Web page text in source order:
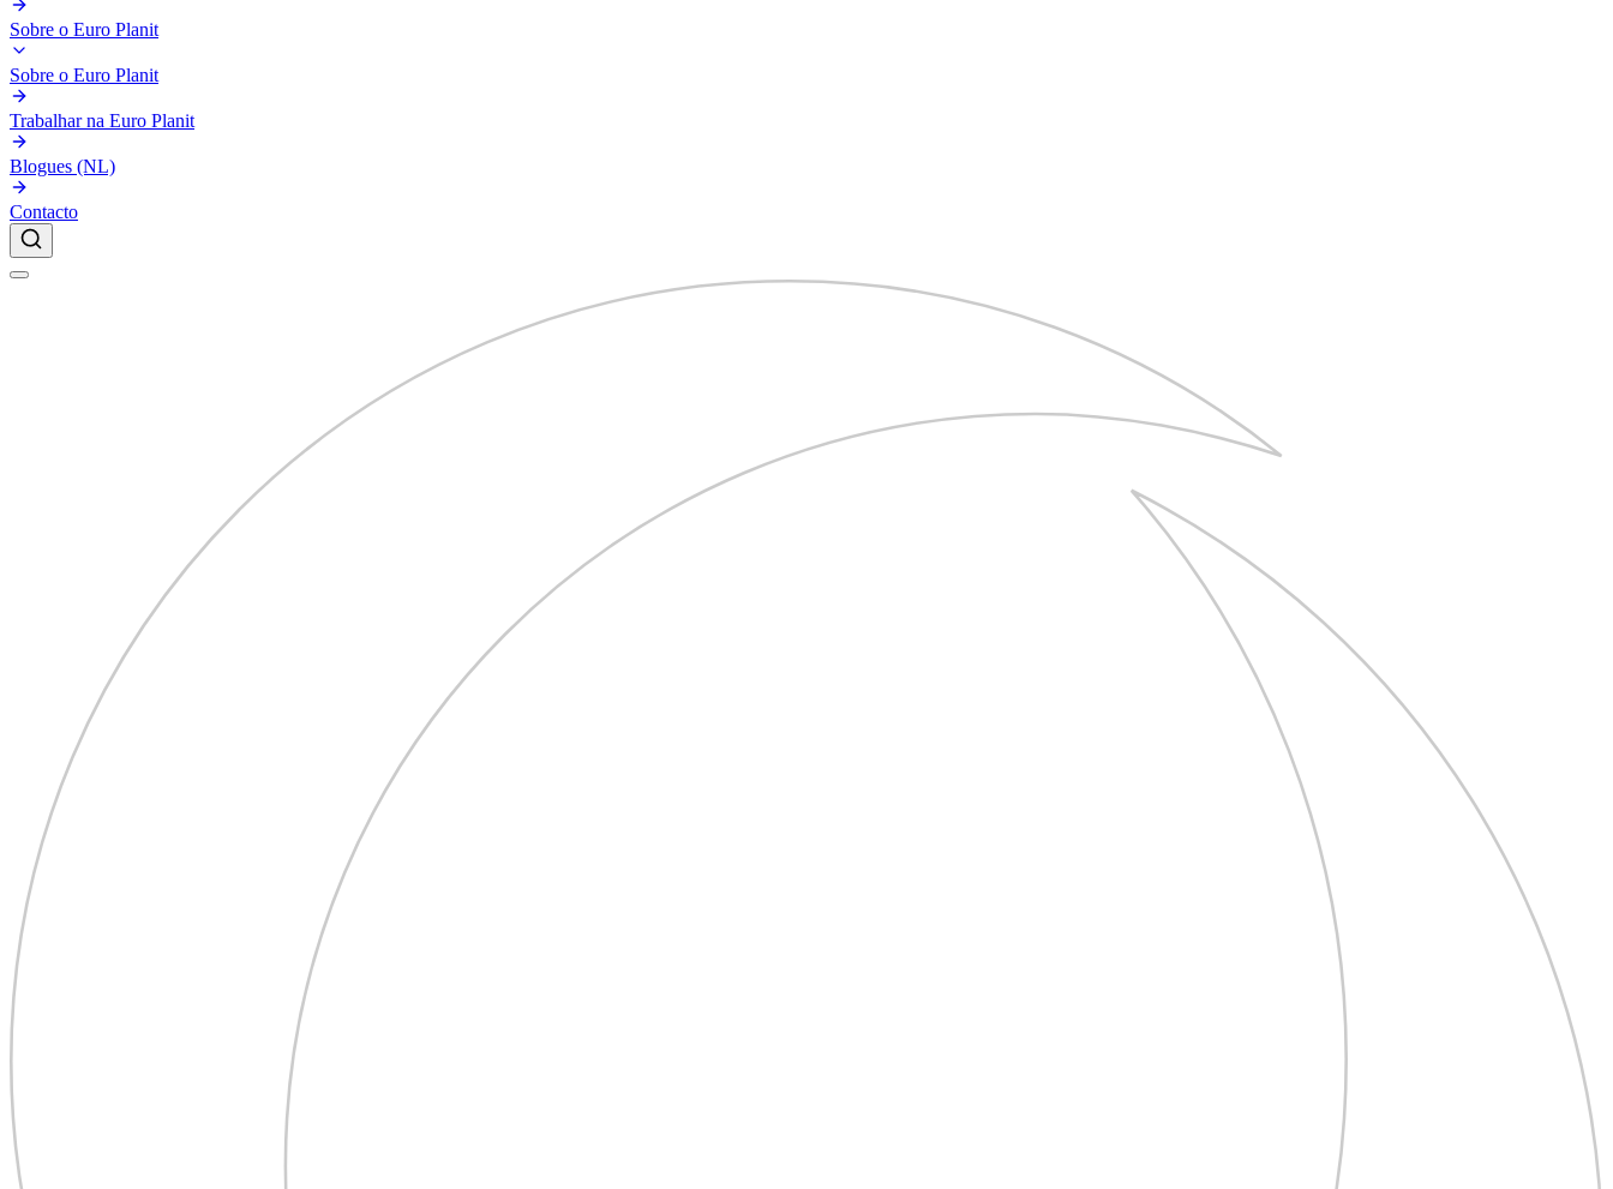
Sobre o Euro Planit
Sobre o Euro Planit
Trabalhar na Euro Planit
Blogues (NL)
Contacto